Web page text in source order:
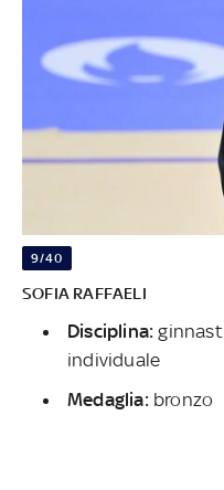
9/40
SOFIA RAFFAELI
Disciplina:
individuale
Medaglia:bronzo